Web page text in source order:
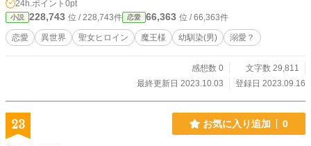
24h.ポイント 0pt
小説 228,743 位 / 228,743件 恋愛 66,363 位 / 66,363件
恋愛 異世界 聖女ヒロイン 魔王様 幼馴染(男) 溺愛？
感想数 0
文字数 29,811
最終更新日 2023.10.03
登録日 2023.09.16
23 お気に入り追加 0